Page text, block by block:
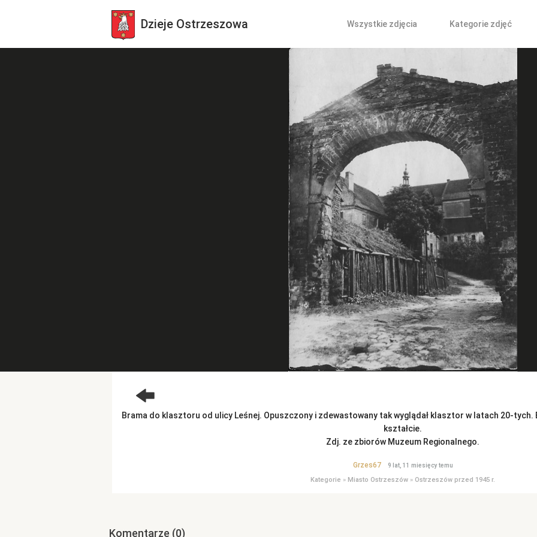
Dzieje Ostrzeszowa Wszystkie zdjęcia Kategorie zdjęć
Brama do klasztoru od ulicy Leśnej. Opuszczony i zdewastowany tak wyglądał klasztor w latach 20-tych.
kształcie.
Zdj. ze zbiorów Muzeum Regionalnego.
Grzes67 9 lat, 11 miesięcy temu
Kategorie » Miasto Ostrzeszów » Ostrzeszów przed 1945 r.
Komentarze (0)